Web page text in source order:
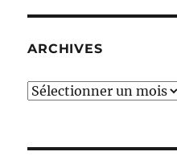
ARCHIVES
Archives